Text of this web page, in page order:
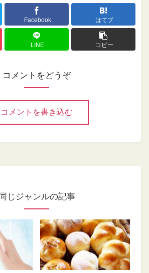
Facebook はてブ
LINE コピー
コメントをどうぞ
コメントを書き込む
同じジャンルの記事